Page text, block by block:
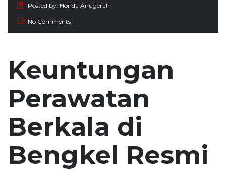
Posted by: Honda Anugerah
No Comments
Keuntungan
Perawatan
Berkala di
Bengkel Resmi